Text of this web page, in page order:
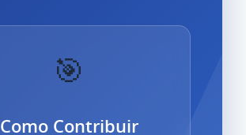
🎯
Como Contribuir